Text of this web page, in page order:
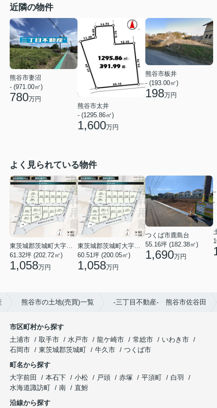
近隣の物件
熊谷市妻沼
- (971.00㎡)
780万円
熊谷市太井
- (1295.86㎡)
1,600万円
熊谷市板井
- (193.00㎡)
198万円
よく見られている物件
61.32坪 (202.72㎡)
1,058万円
60.51坪 (200.05㎡)
1,058万円
つくば市鹿島台
55.16坪 (182.38㎡)
1,690万円
熊谷市の土地(売買)一覧 -三丁目不動産- 熊谷市佐谷田
市区町村から探す
土浦市
取手市 水戸市 龍ケ崎市 常総市
いわき市
石岡市
東茨城郡茨城町 牛久市
つくば市
町名から探す
大字前田
本石下 小松 戸頭 赤塚 平須町
白羽
水海道諏訪町
南
直鮒
沿線から探す